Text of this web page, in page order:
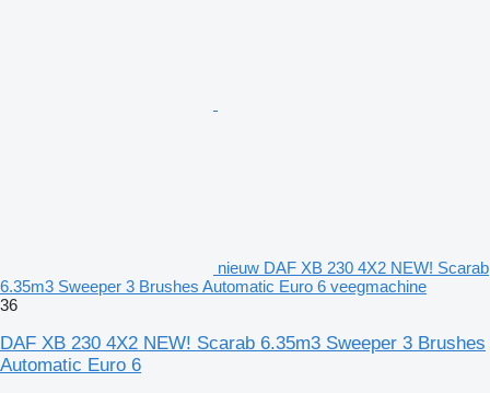
nieuw DAF XB 230 4X2 NEW! Scarab
6.35m3 Sweeper 3 Brushes Automatic Euro 6 veegmachine
36
DAF XB 230 4X2 NEW! Scarab 6.35m3 Sweeper 3 Brushes
Automatic Euro 6